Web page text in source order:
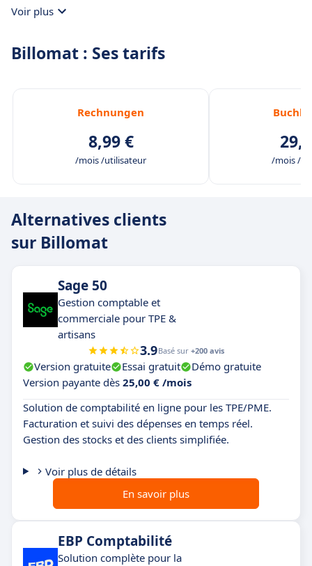
Voir plus
Billomat : Ses tarifs
Rechnungen
8,99 €
/mois /utilisateur /mois /
Alternatives clients
sur Billomat
Sage 50
Gestion comptable et
commerciale pour TPE &
artisans
3.9Basé sur +200 avis
Version gratuite Essai gratuit
Démo gratuite
Version payante dès 25,00 € /mois
Solution de comptabilité en ligne pour les TPE/PME.
Facturation et suivi des dépenses en temps réel.
Gestion des stocks et des clients simplifiée.
Voir plus de détails
En savoir plus
EBP Comptabilité
Solution complète pour la